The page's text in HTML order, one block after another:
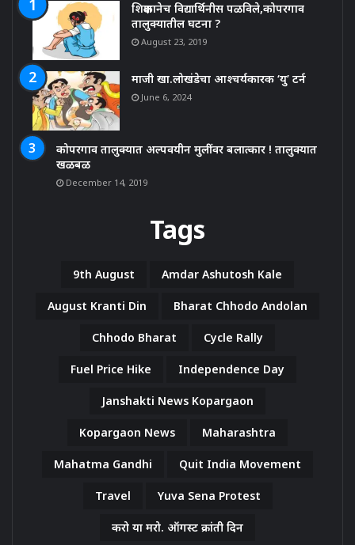
शिक्षकानेच विद्यार्थिनीस पळविले,कोपरगाव
तालुक्यातील घटना ?
August 23, 2019
माजी खा.लोखंडेचा आश्चर्यकारक ‘यु’ टर्न
June 6, 2024
कोपरगाव तालुक्यात अल्पवयीन मुलींवर बलात्कार ! तालुक्यात
खळबळ
December 14, 2019
Tags
9th August Amdar Ashutosh Kale
August Kranti Din Bharat Chhodo Andolan
Chhodo Bharat Cycle Rally
Fuel Price Hike Independence Day
Janshakti News Kopargaon
Kopargaon News Maharashtra
Mahatma Gandhi Quit India Movement
Travel Yuva Sena Protest
करो या मरो. ऑगस्ट क्रांती दिन